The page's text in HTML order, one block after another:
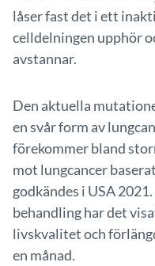
låser fast det i ett
celldelningen upphör
avstannar.
Den aktuella
en svår form av
förekommer bland
mot lungcancer
godkändes i USA
behandling har det
livskvalitet och
en månad.